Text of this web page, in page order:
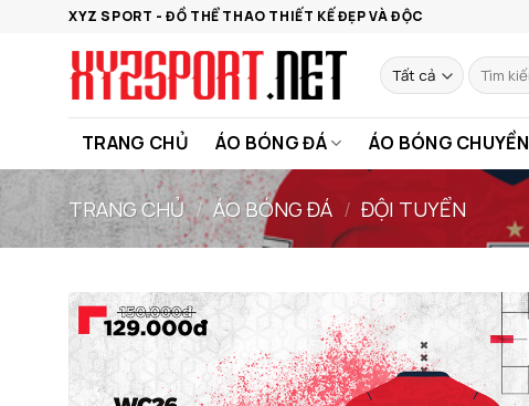
XYZ SPORT - ĐỒ THỂ THAO THIẾT KẾ ĐẸP VÀ ĐỘC
Tìm
kiếm:
TRANG CHỦ ÁO BÓNG ĐÁ ÁO BÓNG CHUYỀN
TRANG CHỦ / ÁO BÓNG ĐÁ / ĐỘI TUYỂN